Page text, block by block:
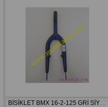
BİSİKLET BMX 16-2-125 GRİ SİYAH MAVİ SİMLİ KIRMIZI ÖN MAŞA